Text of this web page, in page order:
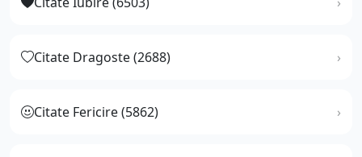
Citate Dragoste (2688)
Citate Fericire (5862)